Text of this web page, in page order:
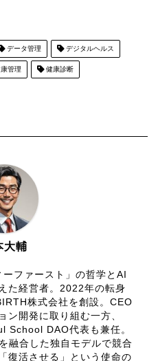
データ管理 デジタルヘルス
管理 健康診断
大輔
ファースト」の哲学とAI
た経営者。2022年の転身
株式会社を創設。CEO
ン開発に取り組む一方、
School DAO代表も兼任。
融合した独自モデルで競合
復活させる」という使命の